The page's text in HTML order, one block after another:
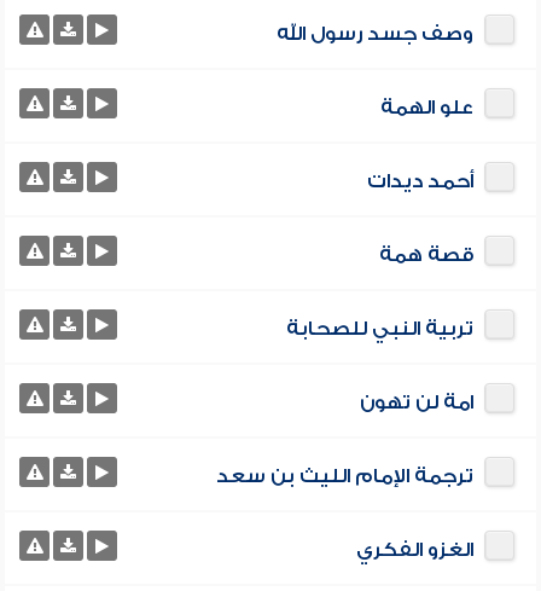
وصف جسد رسول الله
علو الهمة
أحمد ديدات
قصة همة
تربية النبي للصحابة
امة لن تهون
ترجمة الإمام الليث بن سعد
الغزو الفكري